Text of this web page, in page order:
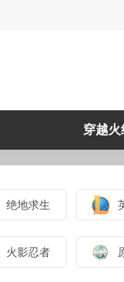
穿越火
绝地求生
火影忍者